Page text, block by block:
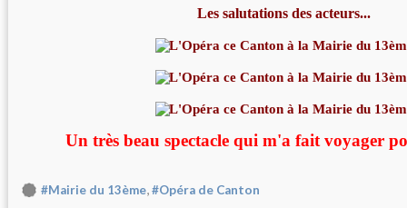
Les salutations des acteurs...
Un très beau spectacle qui m'a fait voyager
#Mairie du 13ème,#Opéra de Canton